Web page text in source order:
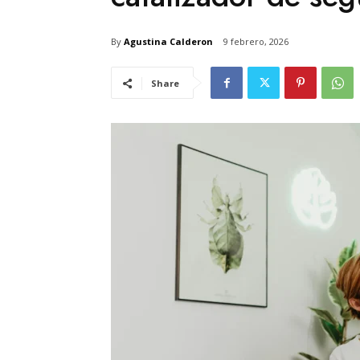
By Agustina Calderon 9 febrero, 2026
Share